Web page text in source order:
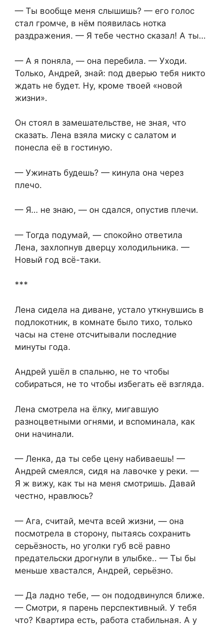
— Ты вообще меня слышишь? — его голос
стал громче, в нём появилась нотка
раздражения. — Я тебе честно сказал! А ты…
— А я поняла, — она перебила. — Уходи.
Только, Андрей, знай: под дверью тебя никто
ждать не будет. Ну, кроме твоей «новой
жизни».
Он стоял в замешательстве, не зная, что
сказать. Лена взяла миску с салатом и
понесла её в гостиную.
— Ужинать будешь? — кинула она через
плечо.
— Я… не знаю, — он сдался, опустив плечи.
— Тогда подумай, — спокойно ответила
Лена, захлопнув дверцу холодильника. —
Новый год всё-таки.
***
Лена сидела на диване, устало уткнувшись в
подлокотник, в комнате было тихо, только
часы на стене отсчитывали последние
минуты года.
Андрей ушёл в спальню, не то чтобы
собираться, не то чтобы избегать её взгляда.
Лена смотрела на ёлку, мигавшую
разноцветными огнями, и вспоминала, как
они начинали.
— Ленка, да ты себе цену набиваешь! —
Андрей смеялся, сидя на лавочке у реки. —
Я ж вижу, как ты на меня смотришь. Давай
честно, нравлюсь?
— Ага, считай, мечта всей жизни, — она
посмотрела в сторону, пытаясь сохранить
серьёзность, но уголки губ всё равно
предательски дрогнули в улыбке.. — Ты бы
меньше хвастался, Андрей, серьёзно.
— Да ладно тебе, — он пододвинулся ближе.
— Смотри, я парень перспективный. У тебя
что? Квартира есть, работа стабильная. А у